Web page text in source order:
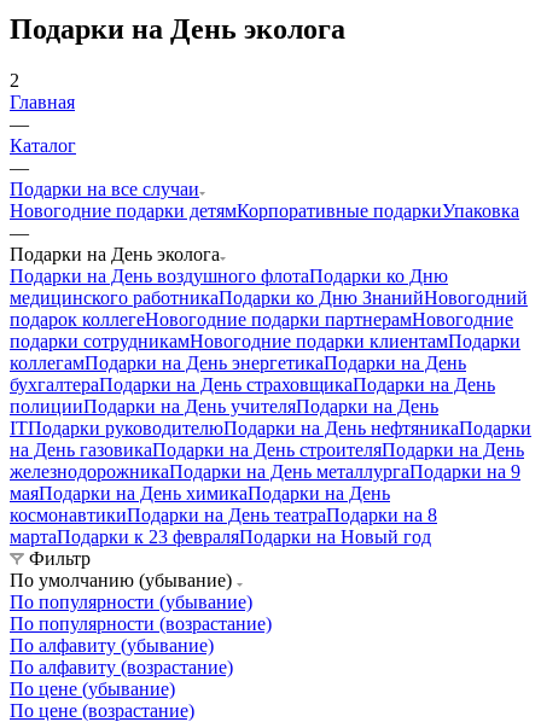
Подарки на День эколога
2
Главная
—
Каталог
—
Подарки на все случаи
Новогодние подарки детямКорпоративные подаркиУпаковка
—
Подарки на День эколога
Подарки на День воздушного флотаПодарки ко Дню
медицинского работникаПодарки ко Дню ЗнанийНовогодний
подарок коллегеНовогодние подарки партнерамНовогодние
подарки сотрудникамНовогодние подарки клиентамПодарки
коллегамПодарки на День энергетикаПодарки на День
бухгалтераПодарки на День страховщикаПодарки на День
полицииПодарки на День учителяПодарки на День
ITПодарки руководителюПодарки на День нефтяникаПодарки
на День газовикаПодарки на День строителяПодарки на День
железнодорожникаПодарки на День металлургаПодарки на 9
маяПодарки на День химикаПодарки на День
космонавтикиПодарки на День театраПодарки на 8
мартаПодарки к 23 февраляПодарки на Новый год
Фильтр
По умолчанию (убывание)
По популярности (убывание)
По популярности (возрастание)
По алфавиту (убывание)
По алфавиту (возрастание)
По цене (убывание)
По цене (возрастание)